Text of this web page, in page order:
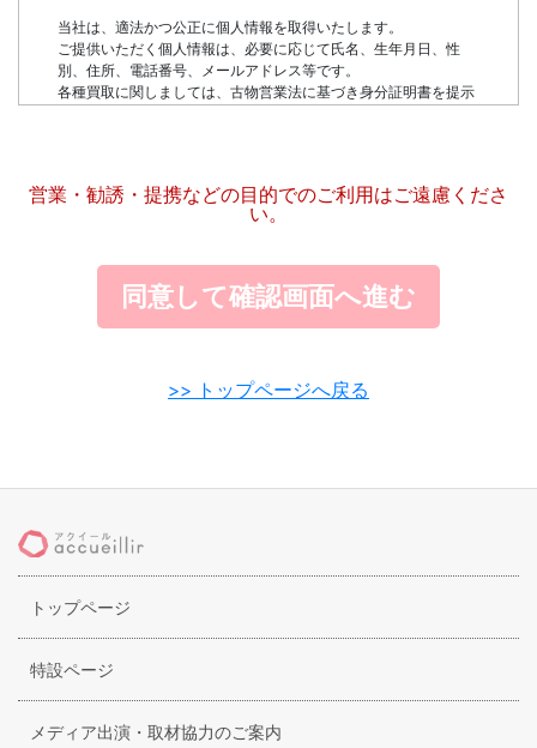
当社は、適法かつ公正に個人情報を取得いたします。
ご提供いただく個人情報は、必要に応じて氏名、生年月日、性
別、住所、電話番号、メールアドレス等です。
各種買取に関しましては、古物営業法に基づき身分証明書を提示
2.情報の利用目的
●お問い合わせに対し返答させていただくため
●イベントやキャンペーンの情報をお知らせするため
●古物営業法を遵守した営業を行うため
3.第三者への個人情報の提供
●ご本人から提供についてあらかじめ同意をいただいた場合
先に必要な範囲内で情報提供いたします。
4.情報の管理
当社は、取得した個人情報について以下の通り適切な管理を行い
ます。
●第三者からの不正なアクセス・改ざん・漏洩・紛失等の防止
●従業者に対して個人情報保護のための教育
営業・勧誘・提携などの目的でのご利用はご遠慮くださ
い。
>> トップページへ戻る
トップページ
特設ページ
メディア出演・取材協力のご案内